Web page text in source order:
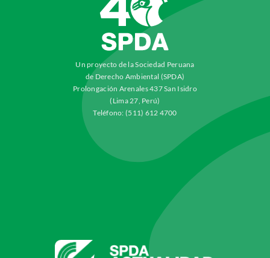
Un proyecto de la Sociedad Peruana
de Derecho Ambiental (SPDA)
Prolongación Arenales 437 San Isidro
(Lima 27, Perú)
Teléfono: (511) 612 4700